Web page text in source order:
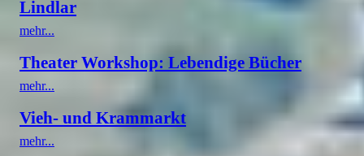
Lindlar
mehr...
Theater Workshop: Lebendige Bücher
mehr...
Vieh- und Krammarkt
mehr...